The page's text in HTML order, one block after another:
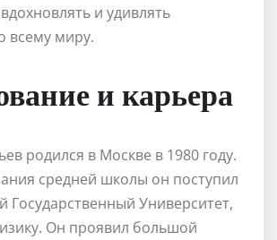
и удивлять
всему миру.
и карьера
родился в Москве в 1980 году.
средней школы он поступил
Государственный Университет,
Он проявил большой